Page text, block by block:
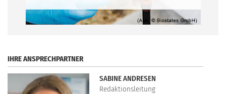
IHRE ANSPRECHPARTNER
SABINE ANDRESEN
Redaktionsleitung